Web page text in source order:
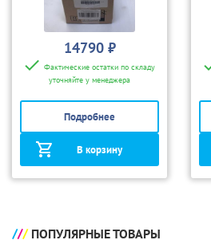
14790 ₽
Фактические остатки по складу
уточняйте у менеджера
Подробнее
В корзину
ПОПУЛЯРНЫЕ ТОВАРЫ